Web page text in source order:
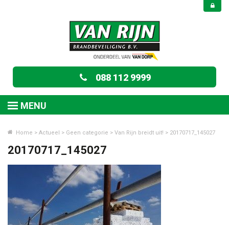
088 112 9999
MENU
Home > Actueel > Geen categorie > Van Rijn breidt uit! > 20170717_145027
20170717_145027